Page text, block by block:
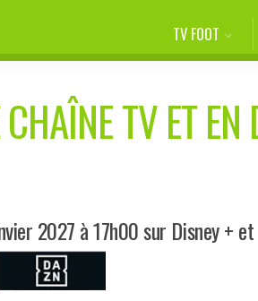
TV FOOT
TV ET
2027 à 17h00 sur Disney + et